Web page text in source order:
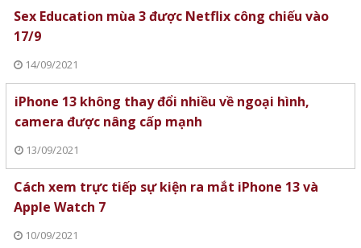
Sex Education mùa 3 được Netflix công chiếu vào
17/9
14/09/2021
iPhone 13 không thay đổi nhiều về ngoại hình,
camera được nâng cấp mạnh
13/09/2021
Cách xem trực tiếp sự kiện ra mắt iPhone 13 và
Apple Watch 7
10/09/2021